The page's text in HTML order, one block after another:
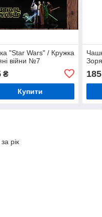
"Star Wars" / Кружка
війни №7
₴
Купити
185
рік